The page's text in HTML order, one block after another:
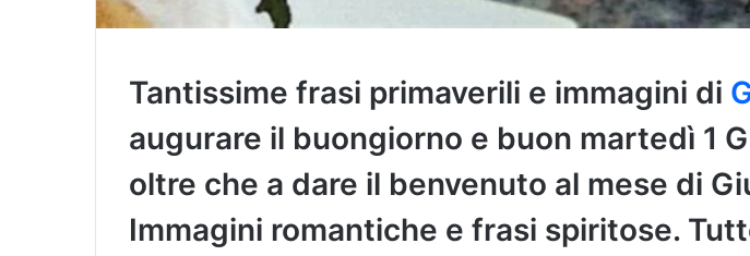
Tantissime frasi primaverili e immagini di
augurare il buongiorno e buon martedì 1
oltre che a dare il benvenuto al mese di
Immagini romantiche e frasi spiritose.